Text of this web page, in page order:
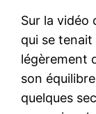
Sur la vidéo
qui se
légèrement
son
quelques